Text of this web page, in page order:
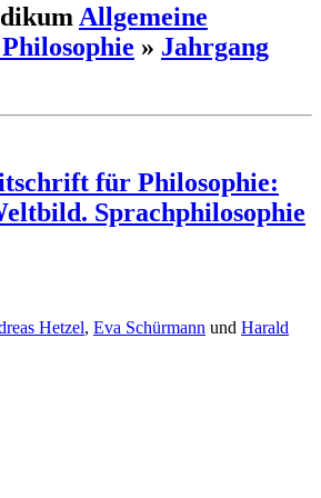
Allgemeine
» Jahrgang
für Philosophie:
Sprachphilosophie
Hetzel, Eva Schürmann und Harald